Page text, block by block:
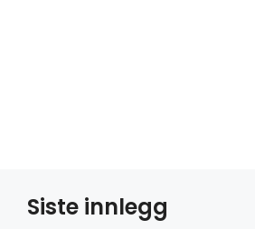
Siste innlegg